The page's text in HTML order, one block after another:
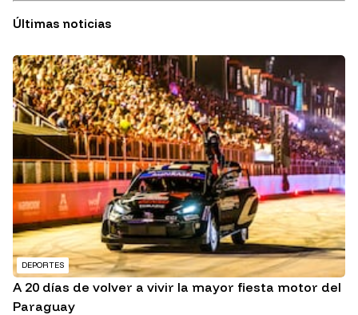
Últimas noticias
DEPORTES
A 20 días de volver a vivir la mayor fiesta motor del
Paraguay